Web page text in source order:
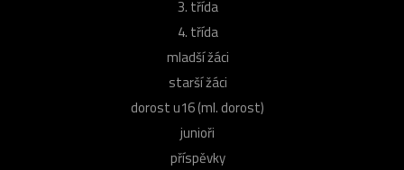
3. třída
4. třída
mladší žáci
starší žáci
dorost u16 (ml. dorost)
junioři
příspěvky